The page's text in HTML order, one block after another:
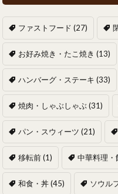
ファストフード (27)
お好み焼き・たこ焼き (13)
ハンバーグ・ステーキ (33)
焼肉・しゃぶしゃぶ(31)
パン・スウィーツ (21)
移転前(1) 中華料理・
和食・丼(45) ソウル